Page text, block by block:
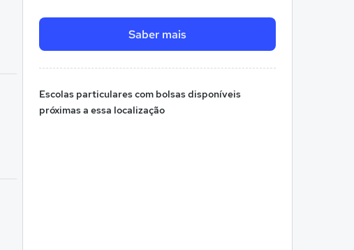
Saber mais
Escolas particulares com bolsas disponíveis
próximas a essa localização